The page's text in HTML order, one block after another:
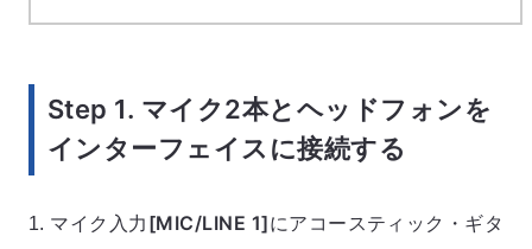
Step 1. マイク2本とヘッドフォンを
インターフェイスに接続する
1. マイク入力 [MIC/LINE 1]にアコースティック・ギタ